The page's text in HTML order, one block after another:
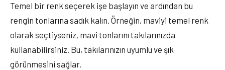
Temel bir renk seçerek işe başlayın ve ardından bu
rengin tonlarına sadık kalın. Örneğin, maviyi temel renk
olarak seçtiyseniz, mavi tonlarını takılarınızda
kullanabilirsiniz. Bu, takılarınızın uyumlu ve şık
görünmesini sağlar.